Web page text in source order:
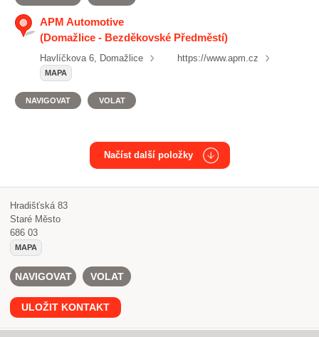
APM Automotive
(Domažlice - Bezděkovské Předměstí)
Havlíčkova 6, Domažlice https://www.apm.cz
MAPA
NAVIGOVAT VOLAT
Načíst další položky
Hradišťská 83
Staré Město
686 03
MAPA
NAVIGOVAT VOLAT
ULOŽIT KONTAKT